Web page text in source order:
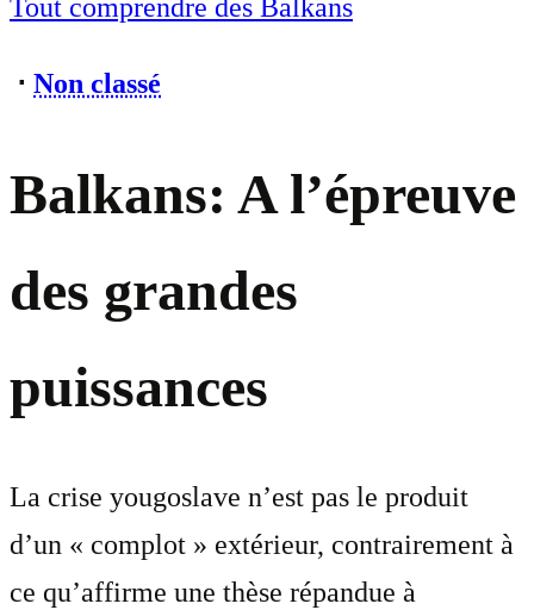
Tout comprendre des Balkans
⋅ Non classé
Balkans: A l’épreuve
des grandes
puissances
La crise yougoslave n’est pas le produit
d’un « complot » extérieur, contrairement à
ce qu’affirme une thèse répandue à